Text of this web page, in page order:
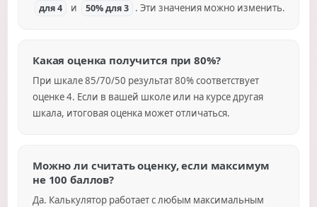
для 4
и 50% для 3 . Эти значения можно изменить.
Какая оценка получится при 80%?
При шкале 85/70/50 результат 80% соответствует
оценке 4. Если в вашей школе или на курсе другая
шкала, итоговая оценка может отличаться.
Можно ли считать оценку, если максимум
не 100 баллов?
Да. Калькулятор работает с любым максимальным